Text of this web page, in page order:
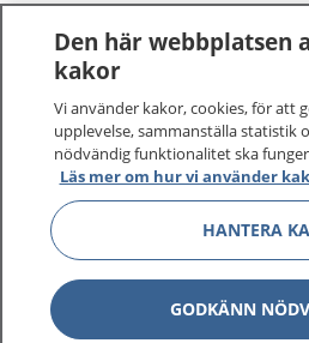
1177 tryggt om din
På 1177.se får du råd om
sjukdomar och vilka
Den här webbplatsen
kakor
Vi använder kakor, cookies, för att
upplevelse, sammanställa statistik
nödvändig funktionalitet ska
Läs mer om hur vi använder
HANTERA
GODKÄNN